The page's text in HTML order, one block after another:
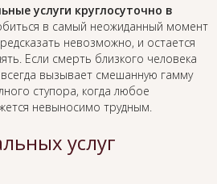
услуги круглосуточно в
в самый неожиданный момент
невозможно, и остается
Если смерть близкого человека
вызывает смешанную гамму
ступора, когда любое
невыносимо трудным.
услуг